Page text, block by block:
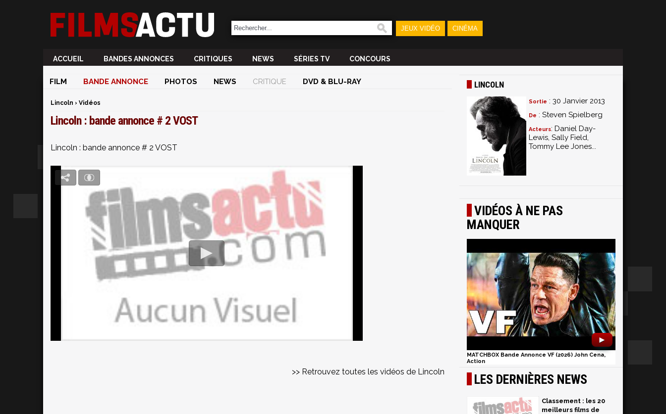
JEUX VIDÉO CINÉMA
ACCUEIL BANDES ANNONCES CRITIQUES NEWS SÉRIES TV CONCOURS
FILM BANDE ANNONCE PHOTOS NEWS CRITIQUE DVD & BLU-RAY
Lincoln › Vidéos
Lincoln : bande annonce # 2 VOST
Lincoln : bande annonce # 2 VOST
>> Retrouvez toutes les vidéos de Lincoln
LINCOLN
Sortie : 30 Janvier 2013
De : Steven Spielberg
Acteurs: Daniel Day-
Lewis, Sally Field,
Tommy Lee Jones...
VIDÉOS À NE PAS
MANQUER
►
MATCHBOX Bande Annonce VF (2026) John Cena,
Action
LES DERNIÈRES NEWS
Classement : les 20
meilleurs films de